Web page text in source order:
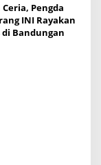
Pengda
INI Rayakan
di Bandungan